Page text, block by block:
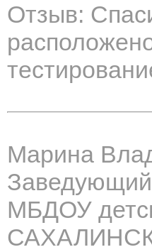
Отзыв:
Марина
Заведующий
МБДОУ